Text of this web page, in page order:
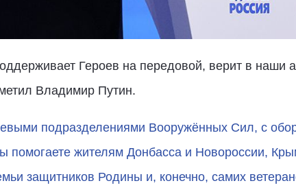
Героев на передовой, верит в
Владимир Путин.
подразделениями Вооружённых Сил, с
помогаете жителям Донбасса и Новороссии,
защитников Родины и, конечно, самих